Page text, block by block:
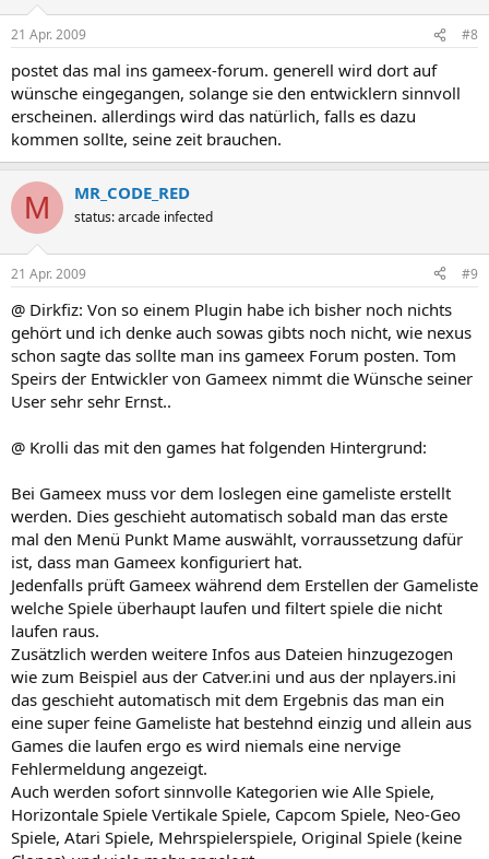
21 Apr. 2009 #8
postet das mal ins gameex-forum. generell wird dort auf
wünsche eingegangen, solange sie den entwicklern sinnvoll
erscheinen. allerdings wird das natürlich, falls es dazu
kommen sollte, seine zeit brauchen.
M MR_CODE_RED
status: arcade infected
21 Apr. 2009 #9
@ Dirkfiz: Von so einem Plugin habe ich bisher noch nichts
gehört und ich denke auch sowas gibts noch nicht, wie nexus
schon sagte das sollte man ins gameex Forum posten. Tom
Speirs der Entwickler von Gameex nimmt die Wünsche seiner
User sehr sehr Ernst..
@ Krolli das mit den games hat folgenden Hintergrund:
Bei Gameex muss vor dem loslegen eine gameliste erstellt
werden. Dies geschieht automatisch sobald man das erste
mal den Menü Punkt Mame auswählt, vorraussetzung dafür
ist, dass man Gameex konfiguriert hat.
Jedenfalls prüft Gameex während dem Erstellen der Gameliste
welche Spiele überhaupt laufen und filtert spiele die nicht
laufen raus.
Zusätzlich werden weitere Infos aus Dateien hinzugezogen
wie zum Beispiel aus der Catver.ini und aus der nplayers.ini
das geschieht automatisch mit dem Ergebnis das man ein
eine super feine Gameliste hat bestehnd einzig und allein aus
Games die laufen ergo es wird niemals eine nervige
Fehlermeldung angezeigt.
Auch werden sofort sinnvolle Kategorien wie Alle Spiele,
Horizontale Spiele Vertikale Spiele, Capcom Spiele, Neo-Geo
Spiele, Atari Spiele, Mehrspielerspiele, Original Spiele (keine